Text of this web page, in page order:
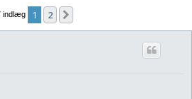
indlæg 1 2